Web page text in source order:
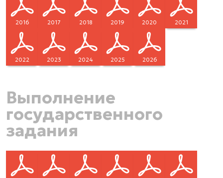
2016 2017 2018 2019 2020 2021
2022 2023 2024 2025 2026
Выполнение
государственного
задания